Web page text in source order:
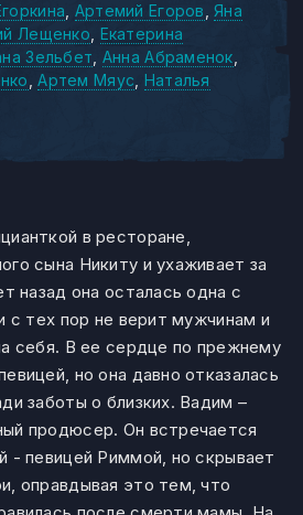
Артемий Егоров
Яна
Лещенко Екатерина
Зельбет Анна Абраменок
Артем Мяус Наталья
в ресторане,
сына Никиту и ухаживает за
назад она осталась одна с
с тех пор не верит мужчинам и
себя. В ее сердце по прежнему
но она давно отказалась
заботы о близких. Вадим –
продюсер. Он встречается
- певицей Риммой, но скрывает
оправдывая это тем, что